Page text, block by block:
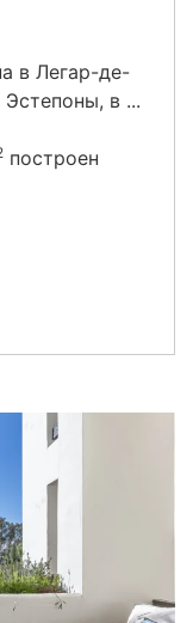
в Легар-де-
в ...
построен